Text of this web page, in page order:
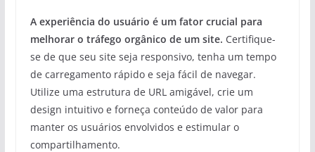
A experiência do usuário é um fator crucial para
melhorar o tráfego orgânico de um site. Certifique-
se de que seu site seja responsivo, tenha um tempo
de carregamento rápido e seja fácil de navegar.
Utilize uma estrutura de URL amigável, crie um
design intuitivo e forneça conteúdo de valor para
manter os usuários envolvidos e estimular o
compartilhamento.